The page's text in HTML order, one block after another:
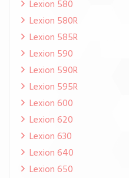
Lexion 580
Lexion 580R
Lexion 585R
Lexion 590
Lexion 590R
Lexion 595R
Lexion 600
Lexion 620
Lexion 630
Lexion 640
Lexion 650